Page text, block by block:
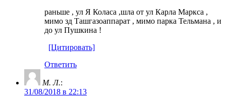
раньше , ул Я Коласа ,шла от ул Карла Маркса ,
мимо зд Ташгазоаппарат , мимо парка Тельмана , и
до ул Пушкина !
[Цитировать]
Ответить
М. Л.:
31/08/2018 в 22:13